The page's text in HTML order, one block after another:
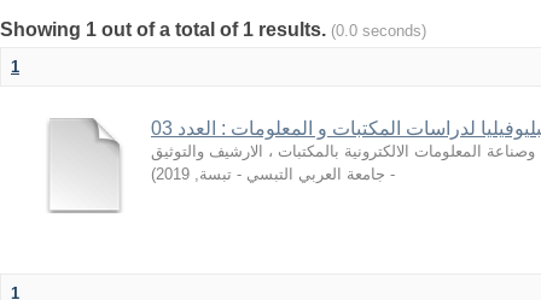
Showing 1 out of a total of 1 results. (0.0 seconds)
1
لدراسات المكتبات و المعلومات : العدد 03
المعلومات الالكترونية بالمكتبات ، الارشيف والتوثيق
- جامعة العربي التبسي - تبسة,
2019
)
1